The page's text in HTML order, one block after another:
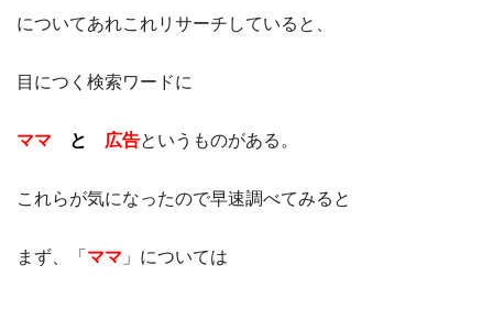
についてあれこれリサーチしていると、
目につく検索ワードに
ママ と 広告というものがある。
これらが気になったので早速調べてみると
まず、「 ママ 」については